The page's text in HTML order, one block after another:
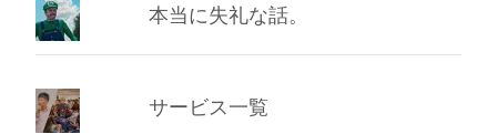
本当に失礼な話。
サービス一覧